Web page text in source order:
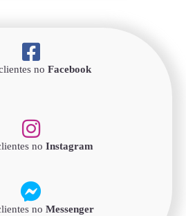
no Facebook
no Instagram
no Messenger